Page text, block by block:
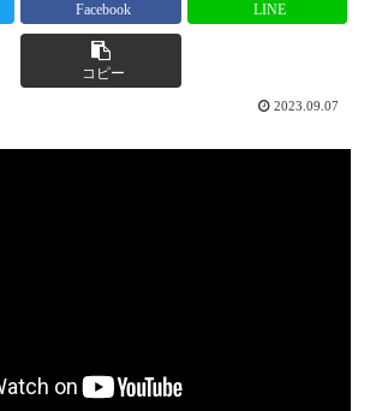
Facebook LINE
コピー
2023.09.07